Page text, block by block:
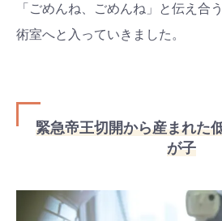
「ごめんね、ごめんね」と伝え合
術室へと入っていきました。
緊急帝王切開から産まれた
が子